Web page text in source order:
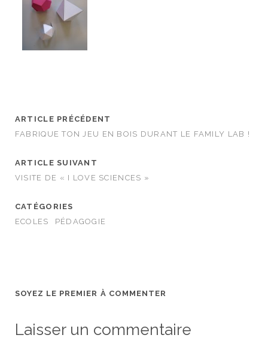
ARTICLE PRÉCÉDENT
FABRIQUE TON JEU EN BOIS DURANT LE FAMILY LAB !
ARTICLE SUIVANT
VISITE DE « I LOVE SCIENCES »
CATÉGORIES
ECOLES
PÉDAGOGIE
SOYEZ LE PREMIER À COMMENTER
Laisser un commentaire